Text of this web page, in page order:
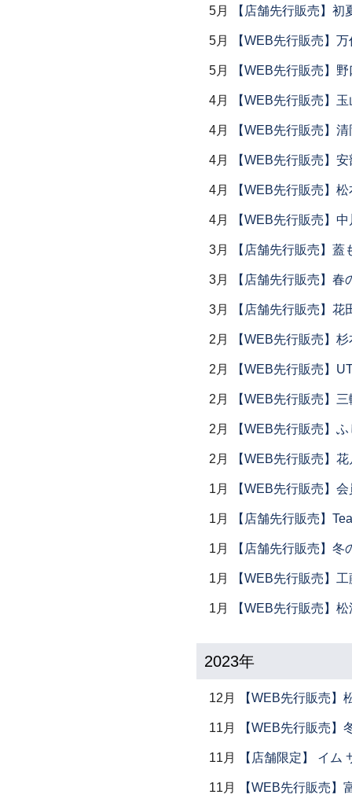
5月 【店舗先行販売】初
5月 【WEB先行販売】
5月 【WEB先行販売】
4月 【WEB先行販売】
4月 【WEB先行販売】
4月 【WEB先行販売】
4月 【WEB先行販売】
4月 【WEB先行販売】
3月 【店舗先行販売】蓋
3月 【店舗先行販売】春
3月 【店舗先行販売】
2月 【WEB先行販売】
2月 【WEB先行販売】
2月 【WEB先行販売】
2月 【WEB先行販売】
2月 【WEB先行販売】
1月 【WEB先行販売】
1月 【店舗先行販売】
1月 【店舗先行販売】冬
1月 【WEB先行販売】
1月 【WEB先行販売】
2023年
12月 【WEB先行販売】
11月 【WEB先行販売】
11月 【店舗限定】 イ
11月 【WEB先行販売】